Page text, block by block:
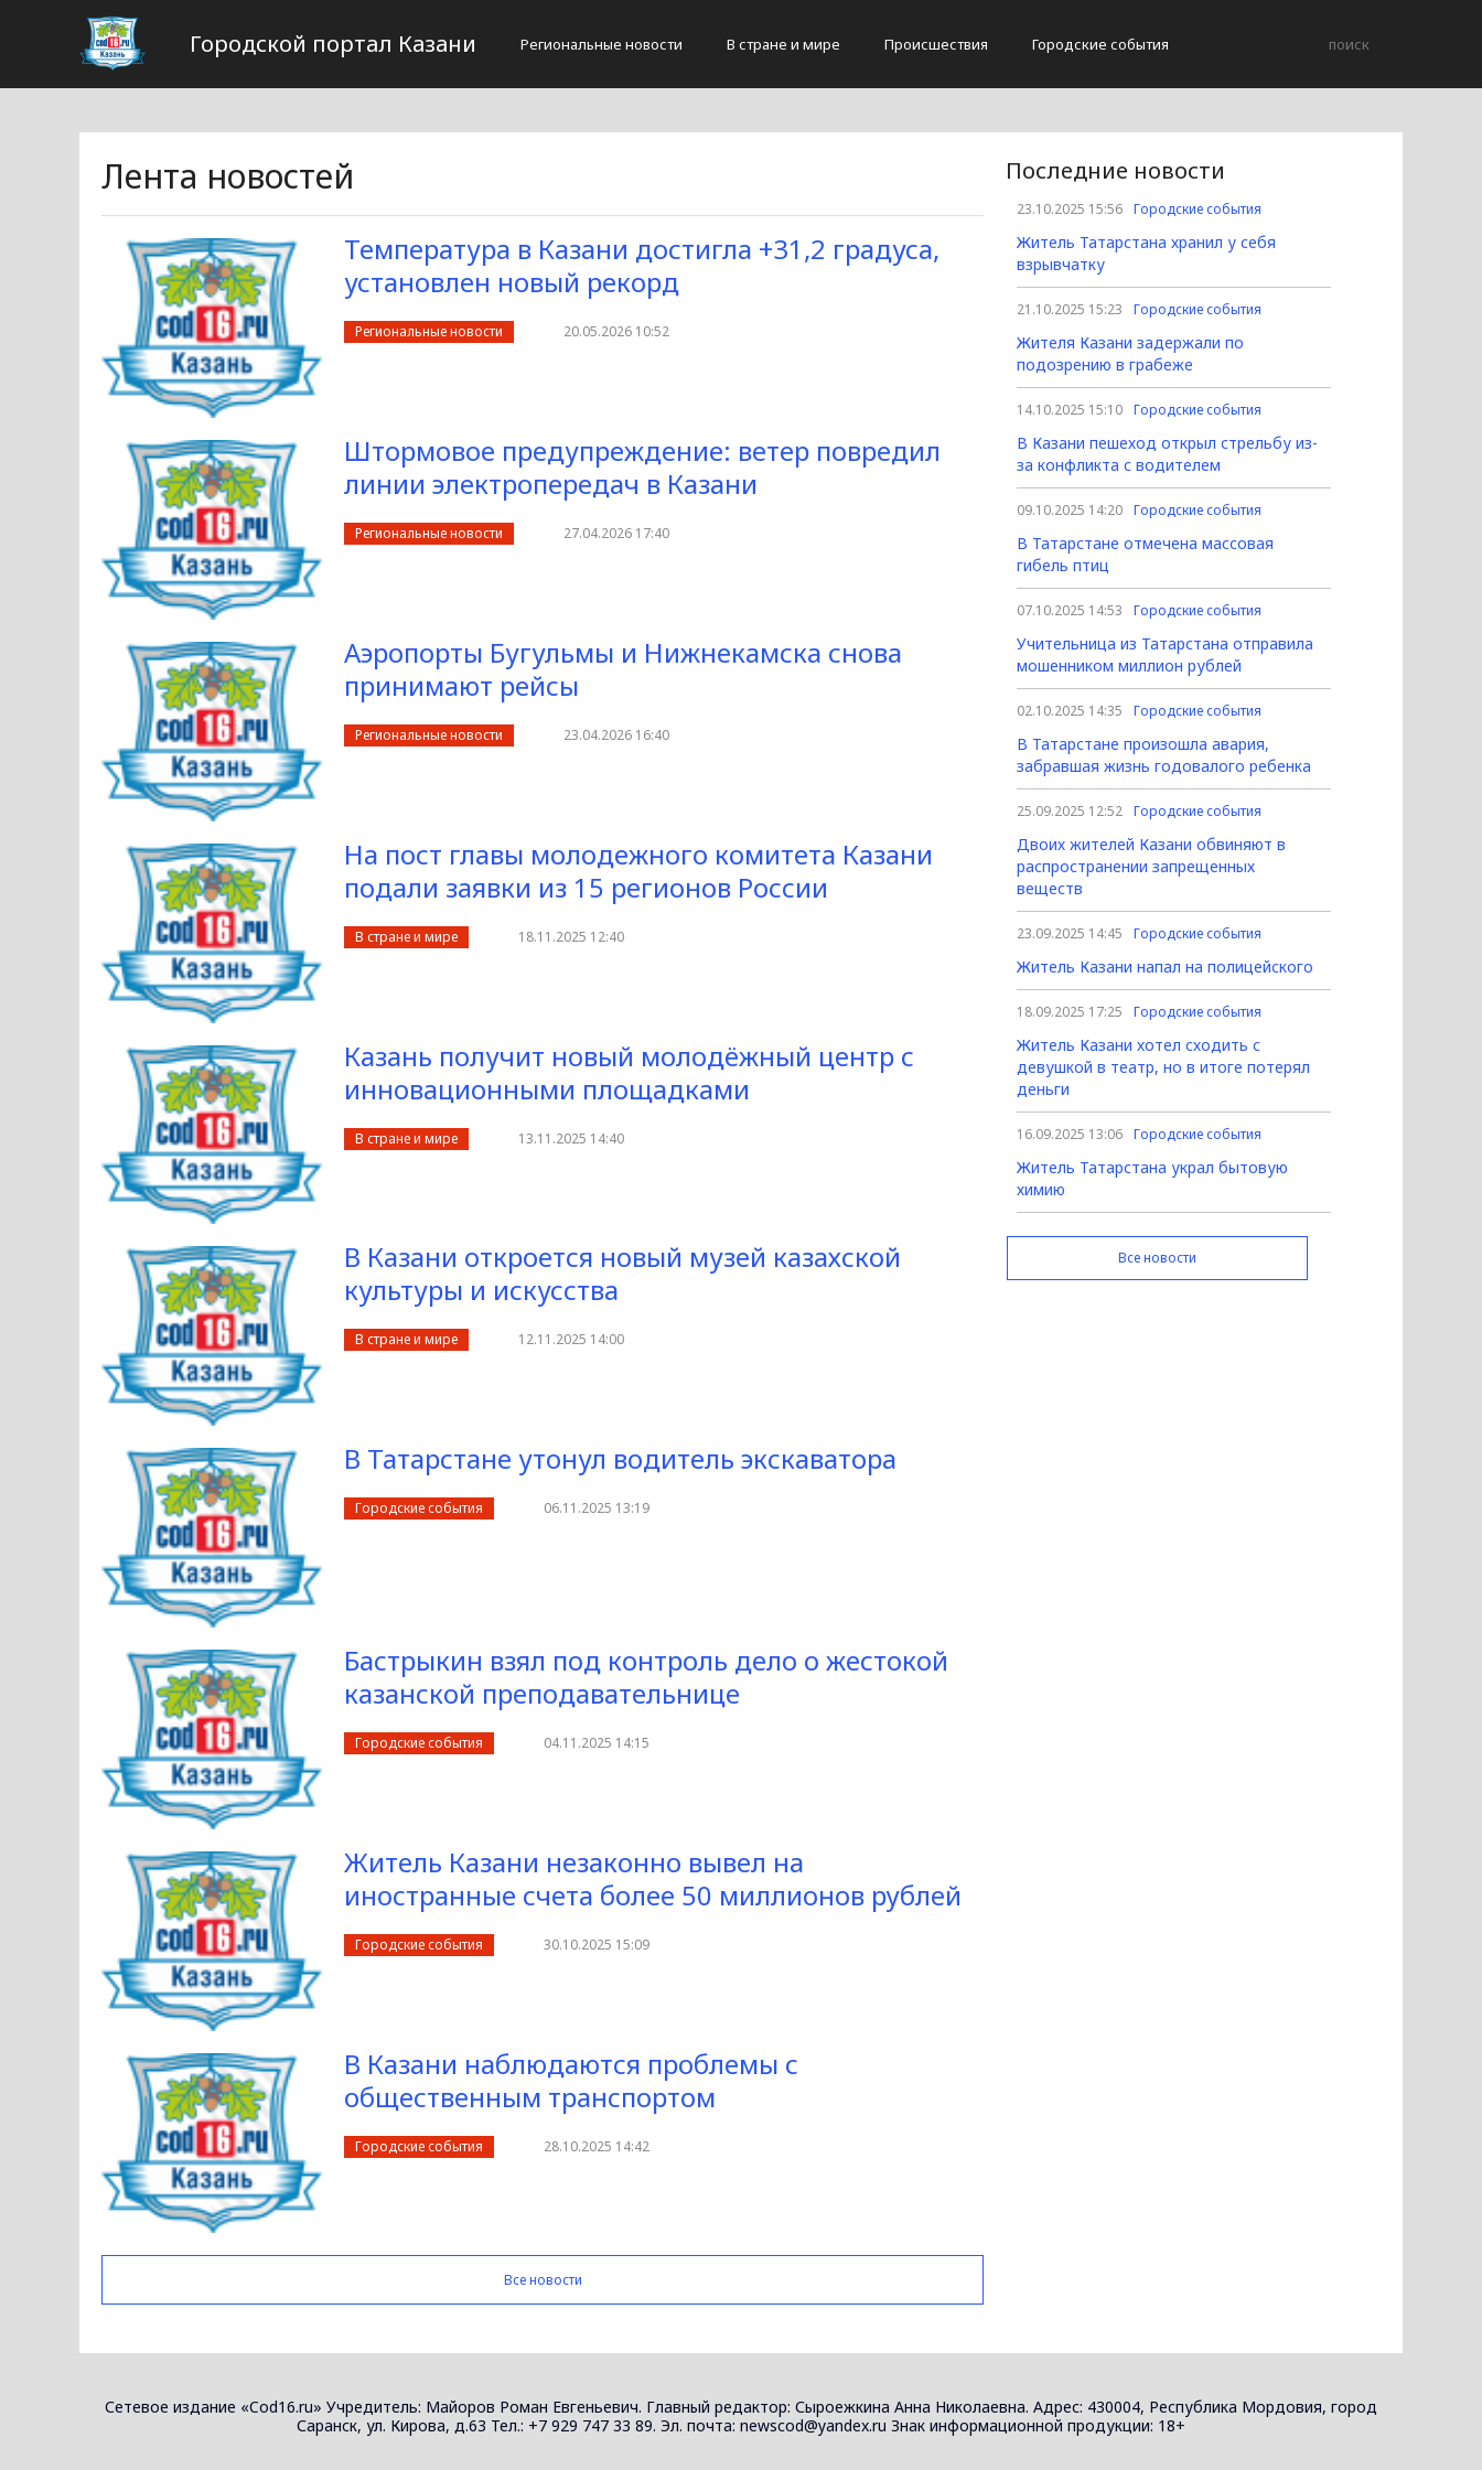
Городской портал Казани Региональные новости В стране и мире Происшествия Городские события
Лента новостей
Температура в Казани достигла +31,2 градуса,
установлен новый рекорд
Региональные новости 20.05.2026 10:52
Штормовое предупреждение: ветер повредил
линии электропередач в Казани
Региональные новости 27.04.2026 17:40
Аэропорты Бугульмы и Нижнекамска снова
принимают рейсы
Региональные новости 23.04.2026 16:40
На пост главы молодежного комитета Казани
подали заявки из 15 регионов России
В стране и мире 18.11.2025 12:40
Казань получит новый молодёжный центр с
инновационными площадками
В стране и мире 13.11.2025 14:40
В Казани откроется новый музей казахской
культуры и искусства
В стране и мире 12.11.2025 14:00
В Татарстане утонул водитель экскаватора
Городские события 06.11.2025 13:19
Бастрыкин взял под контроль дело о жестокой
казанской преподавательнице
Городские события 04.11.2025 14:15
Житель Казани незаконно вывел на
иностранные счета более 50 миллионов рублей
Городские события 30.10.2025 15:09
В Казани наблюдаются проблемы с
общественным транспортом
Городские события 28.10.2025 14:42
Все новости
Последние новости
23.10.2025 15:56 Городские события
Житель Татарстана хранил у себя
взрывчатку
21.10.2025 15:23 Городские события
Жителя Казани задержали по
подозрению в грабеже
14.10.2025 15:10 Городские события
В Казани пешеход открыл стрельбу из-
за конфликта с водителем
09.10.2025 14:20 Городские события
В Татарстане отмечена массовая
гибель птиц
07.10.2025 14:53 Городские события
Учительница из Татарстана отправила
мошенником миллион рублей
02.10.2025 14:35 Городские события
В Татарстане произошла авария,
забравшая жизнь годовалого ребенка
25.09.2025 12:52 Городские события
Двоих жителей Казани обвиняют в
распространении запрещенных
веществ
23.09.2025 14:45 Городские события
Житель Казани напал на полицейского
18.09.2025 17:25 Городские события
Житель Казани хотел сходить с
девушкой в театр, но в итоге потерял
деньги
16.09.2025 13:06 Городские события
Житель Татарстана украл бытовую
химию
Все новости
Сетевое издание «Cod16.ru» Учредитель: Майоров Роман Евгеньевич. Главный редактор: Сыроежкина Анна Николаевна. Адрес: 430004, Республика Мордовия, город
Саранск, ул. Кирова, д.63 Тел.: +7 929 747 33 89. Эл. почта: newscod@yandex.ru Знак информационной продукции: 18+